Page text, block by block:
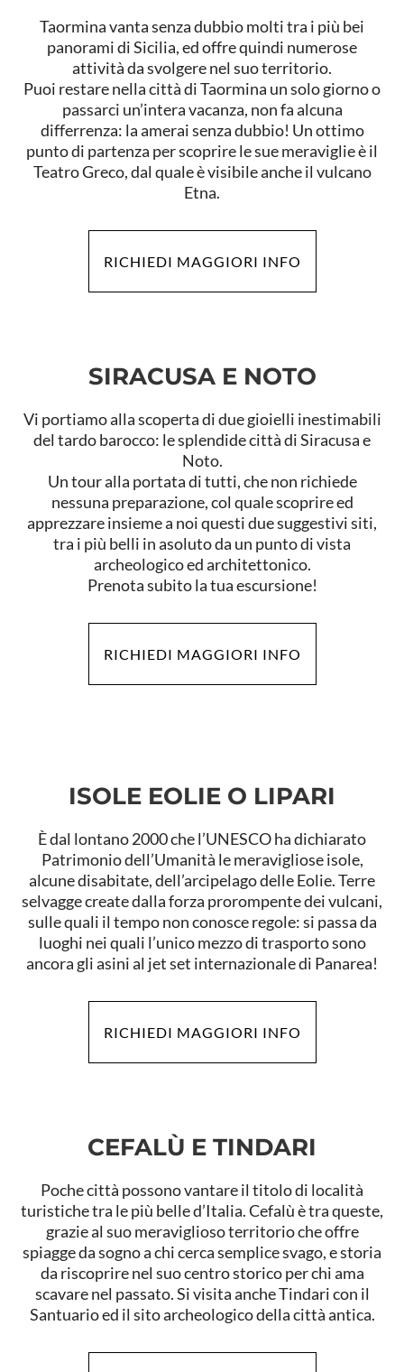
Taormina vanta senza dubbio molti tra i più bei
panorami di Sicilia, ed offre quindi numerose
attività da svolgere nel suo territorio.
Puoi restare nella città di Taormina un solo giorno o
passarci un’intera vacanza, non fa alcuna
differrenza: la amerai senza dubbio! Un ottimo
punto di partenza per scoprire le sue meraviglie è il
Teatro Greco, dal quale è visibile anche il vulcano
Etna.
RICHIEDI MAGGIORI INFO
SIRACUSA E NOTO
Vi portiamo alla scoperta di due gioielli inestimabili
del tardo barocco: le splendide città di Siracusa e
Noto.
Un tour alla portata di tutti, che non richiede
nessuna preparazione, col quale scoprire ed
apprezzare insieme a noi questi due suggestivi siti,
tra i più belli in asoluto da un punto di vista
archeologico ed architettonico.
Prenota subito la tua escursione!
RICHIEDI MAGGIORI INFO
ISOLE EOLIE O LIPARI
È dal lontano 2000 che l’UNESCO ha dichiarato
Patrimonio dell’Umanità le meravigliose isole,
alcune disabitate, dell’arcipelago delle Eolie. Terre
selvagge create dalla forza prorompente dei vulcani,
sulle quali il tempo non conosce regole: si passa da
luoghi nei quali l’unico mezzo di trasporto sono
ancora gli asini al jet set internazionale di Panarea!
RICHIEDI MAGGIORI INFO
CEFALÙ E TINDARI
Poche città possono vantare il titolo di località
turistiche tra le più belle d’Italia. Cefalù è tra queste,
grazie al suo meraviglioso territorio che offre
spiagge da sogno a chi cerca semplice svago, e storia
da riscoprire nel suo centro storico per chi ama
scavare nel passato. Si visita anche Tindari con il
Santuario ed il sito archeologico della città antica.